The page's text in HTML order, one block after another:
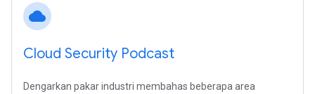
cloud
Cloud Security Podcast
Dengarkan pakar industri membahas beberapa area